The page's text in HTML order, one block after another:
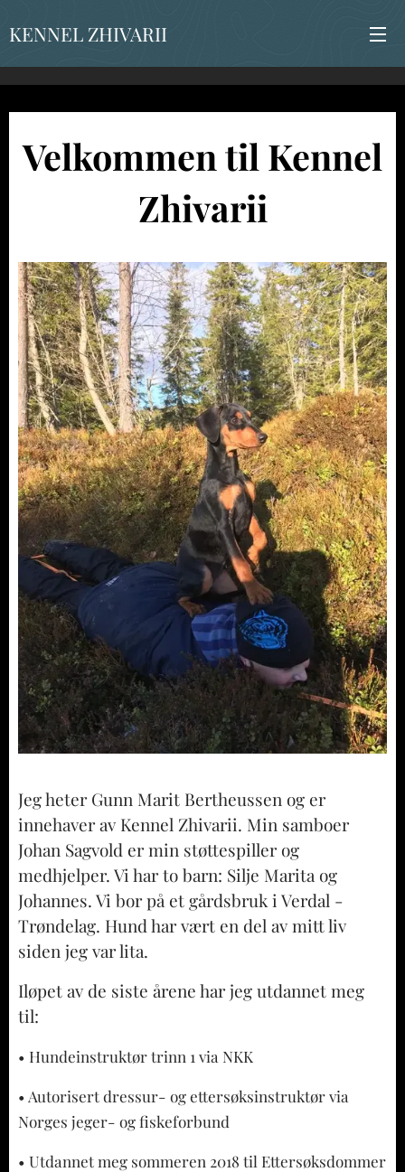
KENNEL ZHIVARII
Velkommen til Kennel
Zhivarii
Jeg heter Gunn Marit Bertheussen og er
innehaver av Kennel Zhivarii. Min samboer
Johan Sagvold er min støttespiller og
medhjelper. Vi har to barn: Silje Marita og
Johannes. Vi bor på et gårdsbruk i Verdal -
Trøndelag. Hund har vært en del av mitt liv
siden jeg var lita.
Iløpet av de siste årene har jeg utdannet meg
til:
• Hundeinstruktør trinn 1 via NKK
• Autorisert dressur- og ettersøksinstruktør via
Norges jeger- og fiskeforbund
• Utdannet meg sommeren 2018 til Ettersøksdommer